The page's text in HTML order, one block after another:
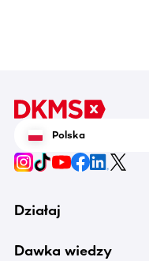
Polska
Działaj
Dawka wiedzy